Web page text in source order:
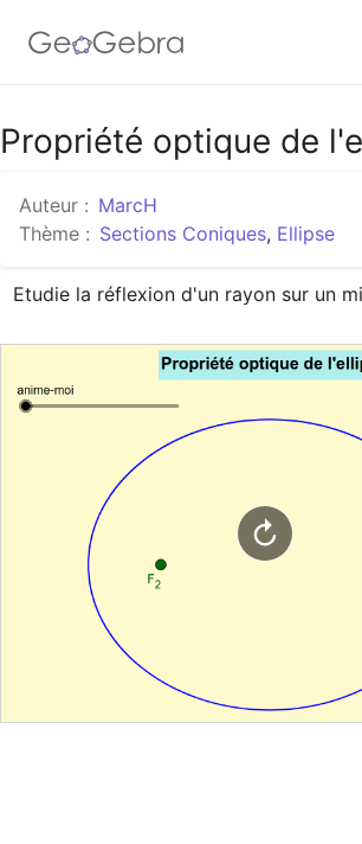
Google Classroom
Classe GeoGebra
Se connecter
Propriété optique de
Auteur : MarcH
Thème : Sections Coniques, Ellipse
Etudie la réflexion d'un rayon sur un